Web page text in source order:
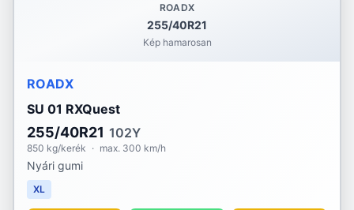
ROADX
255/40R21
Kép hamarosan
ROADX
SU 01 RXQuest
255/40R21 102Y
850 kg/kerék · max. 300 km/h
Nyári gumi
XL